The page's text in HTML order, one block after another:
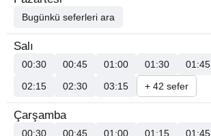
Bugünkü seferleri ara
Salı
00:30 00:45 01:00 01:30 01:45
02:15
02:30 03:15 + 42 sefer
Çarşamba
00:30 00:45 01:00 01:15 01:45